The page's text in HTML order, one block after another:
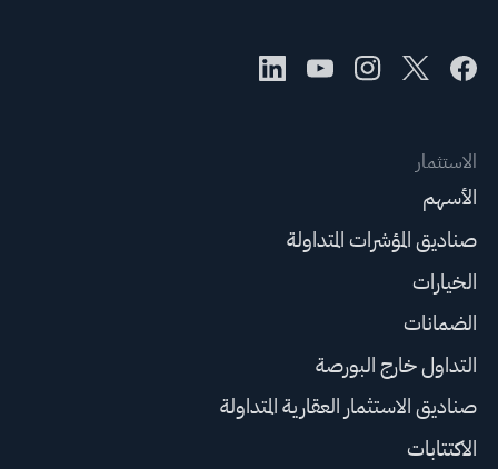
الاستثمار
الأسهم
صناديق المؤشرات المتداولة
الخيارات
الضمانات
التداول خارج البورصة
صناديق الاستثمار العقارية المتداولة
الاكتتابات